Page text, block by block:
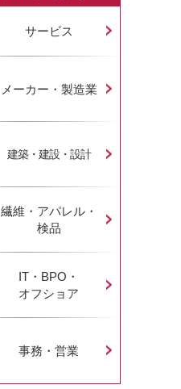
サービス
メーカー・製造業
建築・建設・設計
繊維・アパレル・
検品
IT・BPO・
オフショア
事務・営業